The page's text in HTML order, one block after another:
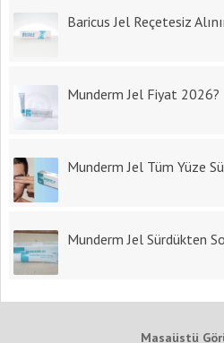
Baricus Jel Reçetesiz
Munderm Jel Fiyat 2026?
Munderm Jel Tüm Yüze
Munderm Jel Sürdükten
Masaüstü